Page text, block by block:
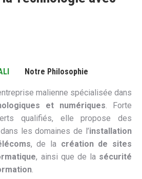
Notre Philosophie
malienne spécialisée dans
et numériques. Forte
qualifiés, elle propose des
les domaines de l’installation
, de la création de sites
, ainsi que de la sécurité
.